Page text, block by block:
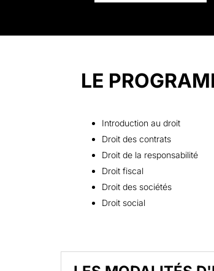
LE
Introduction au droit
Droit des contrats
Droit de la responsabilité
Droit fiscal
Droit des sociétés
Droit social